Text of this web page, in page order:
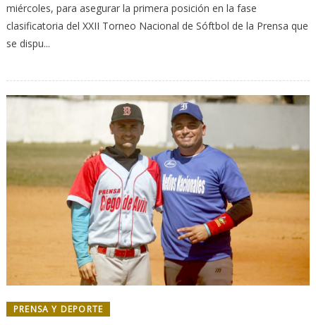
miércoles, para asegurar la primera posición en la fase
clasificatoria del XXII Torneo Nacional de Sóftbol de la Prensa que
se dispu...
PRENSA Y DEPORTE